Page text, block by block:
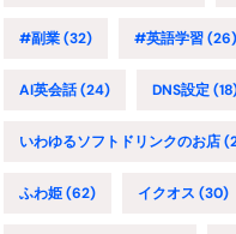
#副業(32) #英語学習(26)
AI英会話(24) DNS設定
いわゆるソフトドリンクのお店
ふわ姫(62) イクオス (30)